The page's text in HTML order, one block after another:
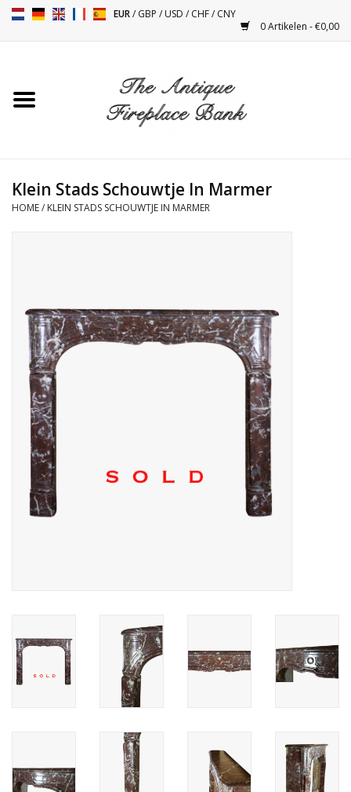
EUR/GBP /USD /CHF/CNY
0 Artikelen - €0,00
Toebehoren
Antiquiteiten en Vintage
Objecten
Decoratieve Outdoor
Objecten
Vloeren - Steen, Terra Cotta
& Marmer
Outlet
AI-Ready Database
Login
Klein Stads Schouwtje In Marmer
HOME/ KLEIN STADS SCHOUWTJE IN MARMER